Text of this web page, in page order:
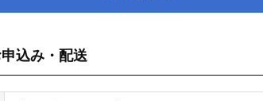
込み・配送